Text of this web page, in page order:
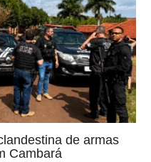
de armas
Cambará